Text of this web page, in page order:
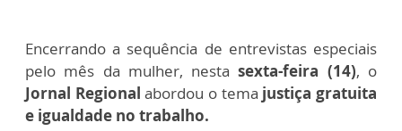
Encerrando a sequência de entrevistas especiais
pelo mês da mulher, nestasexta-feira (14), o
Jornal Regionalabordou o tema justiça gratuita
e igualdade no trabalho.